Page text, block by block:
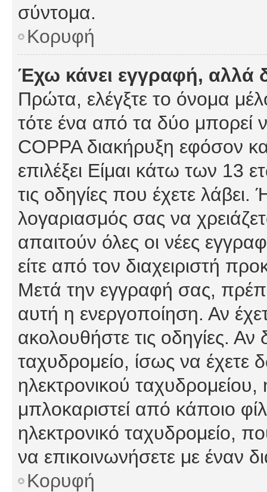
σύντομα.
Κορυφή
Έχω κάνει εγγραφή,
Πρώτα, ελέγξτε το όνομα
τότε ένα από τα δύο μπορεί
COPPA διακήρυξη εφόσον
επιλέξει Είμαι κάτω των 13
τις οδηγίες που έχετε λάβει.
λογαριασμός σας να
απαιτούν όλες οι νέες
είτε από τον διαχειριστή
Μετά την εγγραφή σας,
αυτή η ενεργοποίηση. Αν
ακολουθήστε τις οδηγίες. Αν
ταχυδρομείο, ίσως να έχετε
ηλεκτρονικού ταχυδρομείου,
μπλοκαριστεί από κάποιο
ηλεκτρονικό ταχυδρομείο,
να επικοινωνήσετε με έναν
Κορυφή